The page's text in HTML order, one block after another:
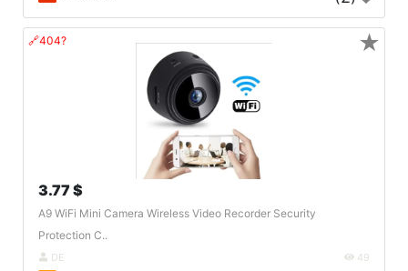
🔗404?
3.77 $
A9 WiFi Mini Camera Wireless Video Recorder Security
Protection C..
DE 49
★